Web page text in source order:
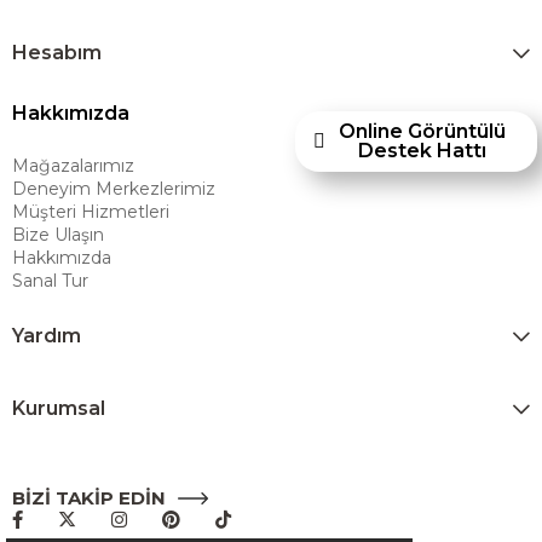
taşıyan marka; rahat koltukları, masif ahşap mobilyaları ve
çözümler sunar. Teknoloji ve mağazacılığı bir araya getiren Ashley
Furniture Homestore, 80 yılı aşkın deneyimiyle müşterilerine üstün bir
alışveriş deneyimi sunmak ve bu konforu her eve taşımak amacıyla
Türkiye’de faaliyet göstermektedir."
Hesabım
Hakkımızda
Mağazalarımız
Deneyim Merkezlerimiz
Müşteri Hizmetleri
Bize Ulaşın
Hakkımızda
Sanal Tur
Yardım
Kurumsal
BİZİ TAKİP EDİN
Online Görüntülü
Destek Hattı